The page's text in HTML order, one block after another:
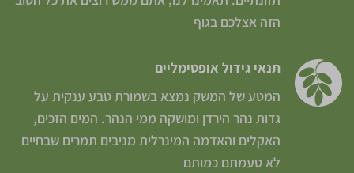
הזה אצלכם בגוף
תנאי גידול אופטימליים
המטע של המשק נמצא בשמורת טבע ענקית על
גדות נהר הירדן ומושקה ממי הנהר. המים הזכים,
האקלים והאדמה המינרלית מניבים תמרים שבחיים
לא טעמתם כמותם